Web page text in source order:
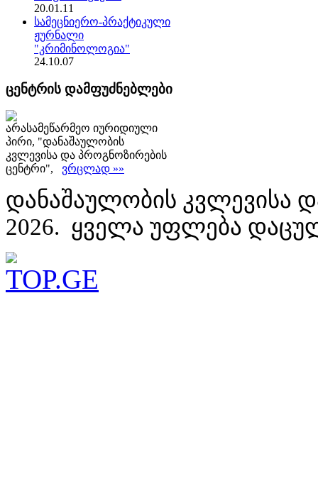
20.01.11
სამეცნიერო-პრაქტიკული
ჟურნალი
"კრიმინოლოგია"
24.10.07
ცენტრის დამფუძნებლები
არასამეწარმეო იურიდიული
პირი, "დანაშაულობის
კვლევისა და პროგნოზირების
ცენტრი", ვრცლად »»
დანაშაულობის კვლევისა
2026. ყველა უფლება